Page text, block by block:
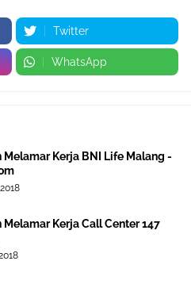
Twitter
WhatsApp
Melamar Kerja BNI Life Malang -
Melamar Kerja Call Center 147